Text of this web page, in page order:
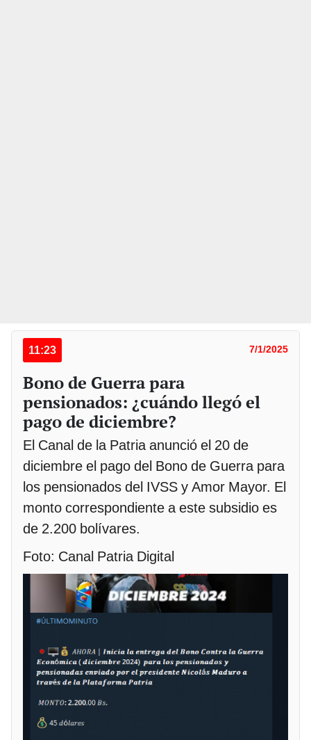
11:23 7/1/2025
Bono de Guerra para
pensionados: ¿cuándo llegó el
pago de diciembre?
El Canal de la Patria anunció el 20 de
diciembre el pago del Bono de Guerra para
los pensionados del IVSS y Amor Mayor. El
monto correspondiente a este subsidio es
de 2.200 bolívares.
Foto: Canal Patria Digital